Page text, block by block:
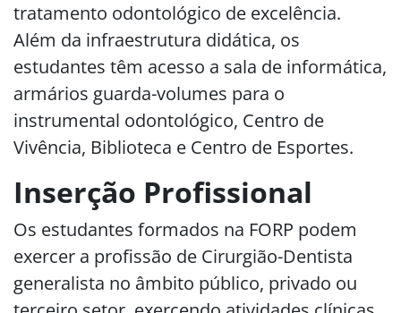
tratamento odontológico de excelência.
Além da infraestrutura didática, os
estudantes têm acesso a sala de informática,
armários guarda-volumes para o
instrumental odontológico, Centro de
Vivência, Biblioteca e Centro de Esportes.
Inserção Profissional
Os estudantes formados na FORP podem
exercer a profissão de Cirurgião-Dentista
generalista no âmbito público, privado ou